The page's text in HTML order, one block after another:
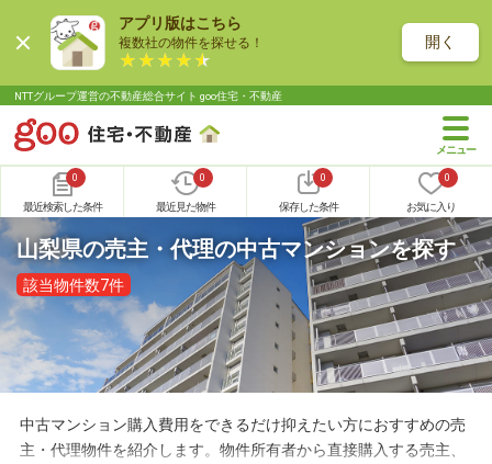
アプリ版はこちら
複数社の物件を探せる！ 開く
NTTグループ運営の不動産総合サイト goo住宅・不動産
0
最近検索した条件
0
最近見た物件
0
保存した条件
0
お気に入り
山梨県の売主・代理の中古マンションを探す
該当物件数7件
中古マンション購入費用をできるだけ抑えたい方におすすめの売
主・代理物件を紹介します。物件所有者から直接購入する売主、